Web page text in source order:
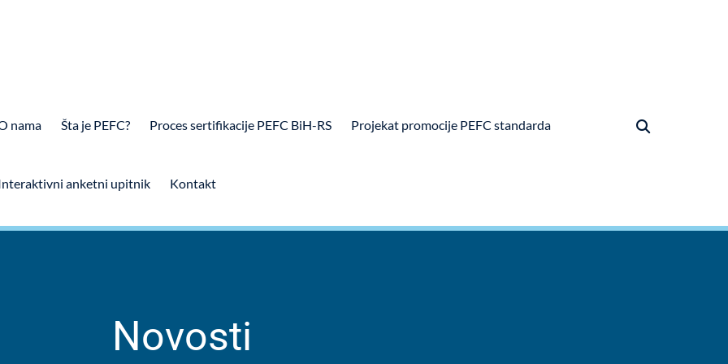
nama Šta je PEFC? Proces sertifikacije PEFC BiH-RS Projekat promocije PEFC standarda
anketni upitnik Kontakt
Novosti